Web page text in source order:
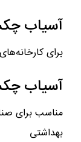
آسیاب
برای کارخانه‌های
آسیاب
مناسب برای
بهداشتی